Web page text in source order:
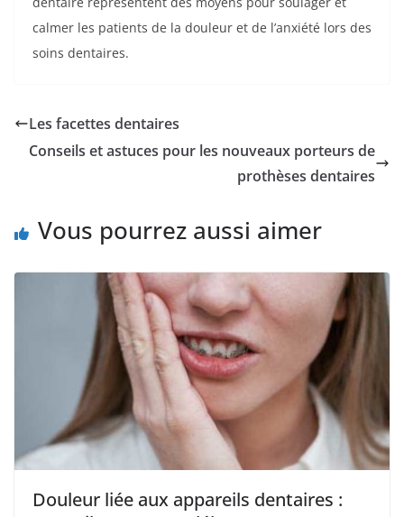
calmer les patients de la douleur et de l’anxiété lors des
soins dentaires.
Les facettes dentaires
Conseils et astuces pour les nouveaux porteurs de
prothèses dentaires
Vous pourrez aussi aimer
Douleur liée aux appareils dentaires :